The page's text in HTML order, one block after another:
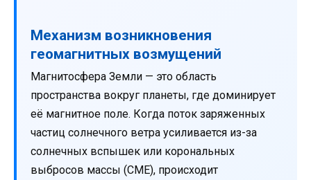
Механизм возникновения
геомагнитных возмущений
Магнитосфера Земли — это область
пространства вокруг планеты, где доминирует
её магнитное поле. Когда поток заряженных
частиц солнечного ветра усиливается из-за
солнечных вспышек или корональных
выбросов массы (CME), происходит